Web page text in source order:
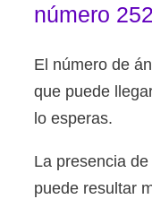
número
El número de
que puede
lo esperas.
La presencia
puede resultar